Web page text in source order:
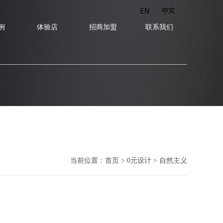
当前位置： 首页 > 0元设计 > 自然主义